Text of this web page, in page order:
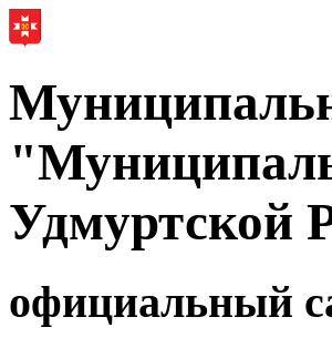
Удмуртской
официальный